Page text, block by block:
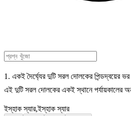
1. একই দৈর্ঘ্যের দুটি সরল দোলকের পিন্ডদ্বয়ের
এই দুটি সরল দোলকের একই স্থানে পর্যায়কালের
ইস্‌হাক স্যার,ইস্‌হাক স্যার